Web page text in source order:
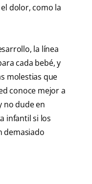
dolor, como la
la línea
cada bebé, y
molestias que
conoce mejor a
no dude en
infantil si los
demasiado